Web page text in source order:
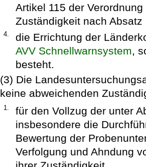
Artikel 115 der
Zuständigkeit nach Absatz
4.
die Errichtung der
AVV Schnellwarnsystem,
besteht.
(3) Die
keine abweichenden
1.
für den Vollzug der unter
insbesondere die
Bewertung der
Verfolgung und Ahndung